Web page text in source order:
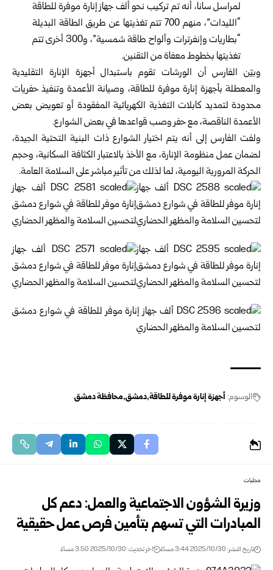
لمراسل سانا، أنه تم تركيب نحو ألف جهاز إنارة موفرة للطاقة
“الليدات”، منهم 700 تتم تغذيتها عن طريق الطاقة البديلة
“بطاريات وإنفرترات وألواح طاقة شمسية”، و300 أخرى تتم
تغذيتها بخطوط معفاة من التقنين.
وبيّن الفارس أن الورشات تقوم باستبدال أجهزة الإنارة التقليدية
والمعطلة بأجهزة إنارة موفرة للطاقة، وصيانة الأعمدة وتنفيذ حفريات
محدودة لتمديد كابلات التغذية الكهربائية المفقودة أو تعويض بعض
الأعمدة الناقصة، مع حفر وصب قواعدها في بعض الشوارع.
ولفت الفارس إلى أنه يتم اختيار الشوارع ذات البنية التحتية الجيدة،
لضمان عمل منظومة الإنارة، مع الأخذ بالاعتبار الكثافة السكانية، وحجم
الحركة المرورية اليومية، لما لذلك من تأثير مباشر على السلامة العامة.
الوسوم: أجهزة إنارة موفرة للطاقة دمشق محافظة دمشق
محليات
وزيرة الشؤون الاجتماعية والعمل: دعم كل
المبادرات التي تسهم بتأمين فرص عمل حقيقية
تاريخ النشر: 2025/10/30 3:44 مساءً اخر تحديث: 2025/10/30 3:50 مساءً